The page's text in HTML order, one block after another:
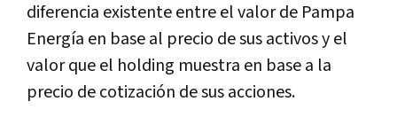
diferencia existente entre el valor de Pampa
Energía en base al precio de sus activos y el
valor que el holding muestra en base a la
precio de cotización de sus acciones.